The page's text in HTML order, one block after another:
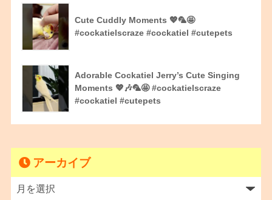
Cute Cuddly Moments 💖🦜🤩
#cockatielscraze #cockatiel #cutepets
Adorable Cockatiel Jerry’s Cute Singing
Moments 💖🎶🦜🤩 #cockatielscraze
#cockatiel #cutepets
アーカイブ